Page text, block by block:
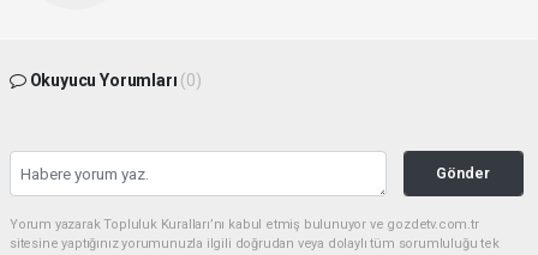
Okuyucu Yorumları (0)
Gönder
Yorum yazarak Topluluk Kuralları’nı kabul etmiş bulunuyor ve gozdetv.com.tr
sitesine yaptığınız yorumunuzla ilgili doğrudan veya dolaylı tüm sorumluluğu tek